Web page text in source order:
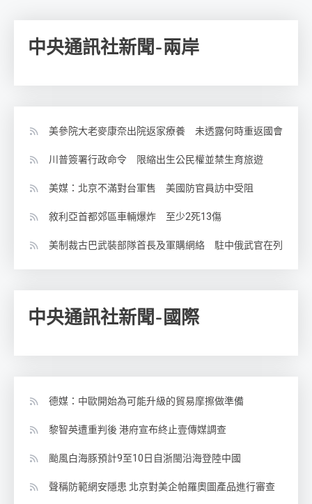
中央通訊社新聞-兩岸
美參院大老麥康奈出院返家療養 未透露何時重返國會
川普簽署行政命令 限縮出生公民權並禁生育旅遊
美媒：北京不滿對台軍售 美國防官員訪中受阻
敘利亞首都郊區車輛爆炸 至少2死13傷
美制裁古巴武裝部隊首長及軍購網絡 駐中俄武官在列
中央通訊社新聞-國際
德媒：中歐開始為可能升級的貿易摩擦做準備
黎智英遭重判後 港府宣布終止壹傳媒調查
颱風白海豚預計9至10日自浙閩沿海登陸中國
聲稱防範網安隱患 北京對美企帕羅奧圖產品進行審查